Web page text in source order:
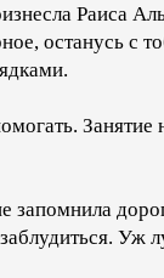
Раиса
останусь с
Занятие
запомнила
Уж